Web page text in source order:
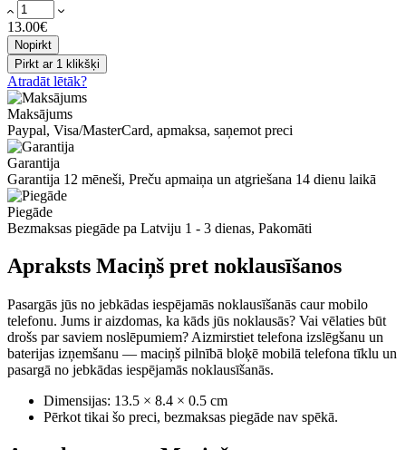
13.00€
Nopirkt
Pirkt ar 1 klikšķi
Atradāt lētāk?
Maksājums
Paypal, Visa/MasterCard, apmaksa, saņemot preci
Garantija
Garantija 12 mēneši, Preču apmaiņa un atgriešana 14 dienu laikā
Piegāde
Bezmaksas piegāde pa Latviju 1 - 3 dienas, Pakomāti
Apraksts Maciņš pret noklausīšanos
Pasargās jūs no jebkādas iespējamās noklausīšanās caur mobilo
telefonu. Jums ir aizdomas, ka kāds jūs noklausās? Vai vēlaties būt
drošs par saviem noslēpumiem? Aizmirstiet telefona izslēgšanu un
baterijas izņemšanu — maciņš pilnībā bloķē mobilā telefona tīklu un
pasargā no jebkādas iespējamās noklausīšanās.
Dimensijas: 13.5 × 8.4 × 0.5 cm
Pērkot tikai šo preci, bezmaksas piegāde nav spēkā.